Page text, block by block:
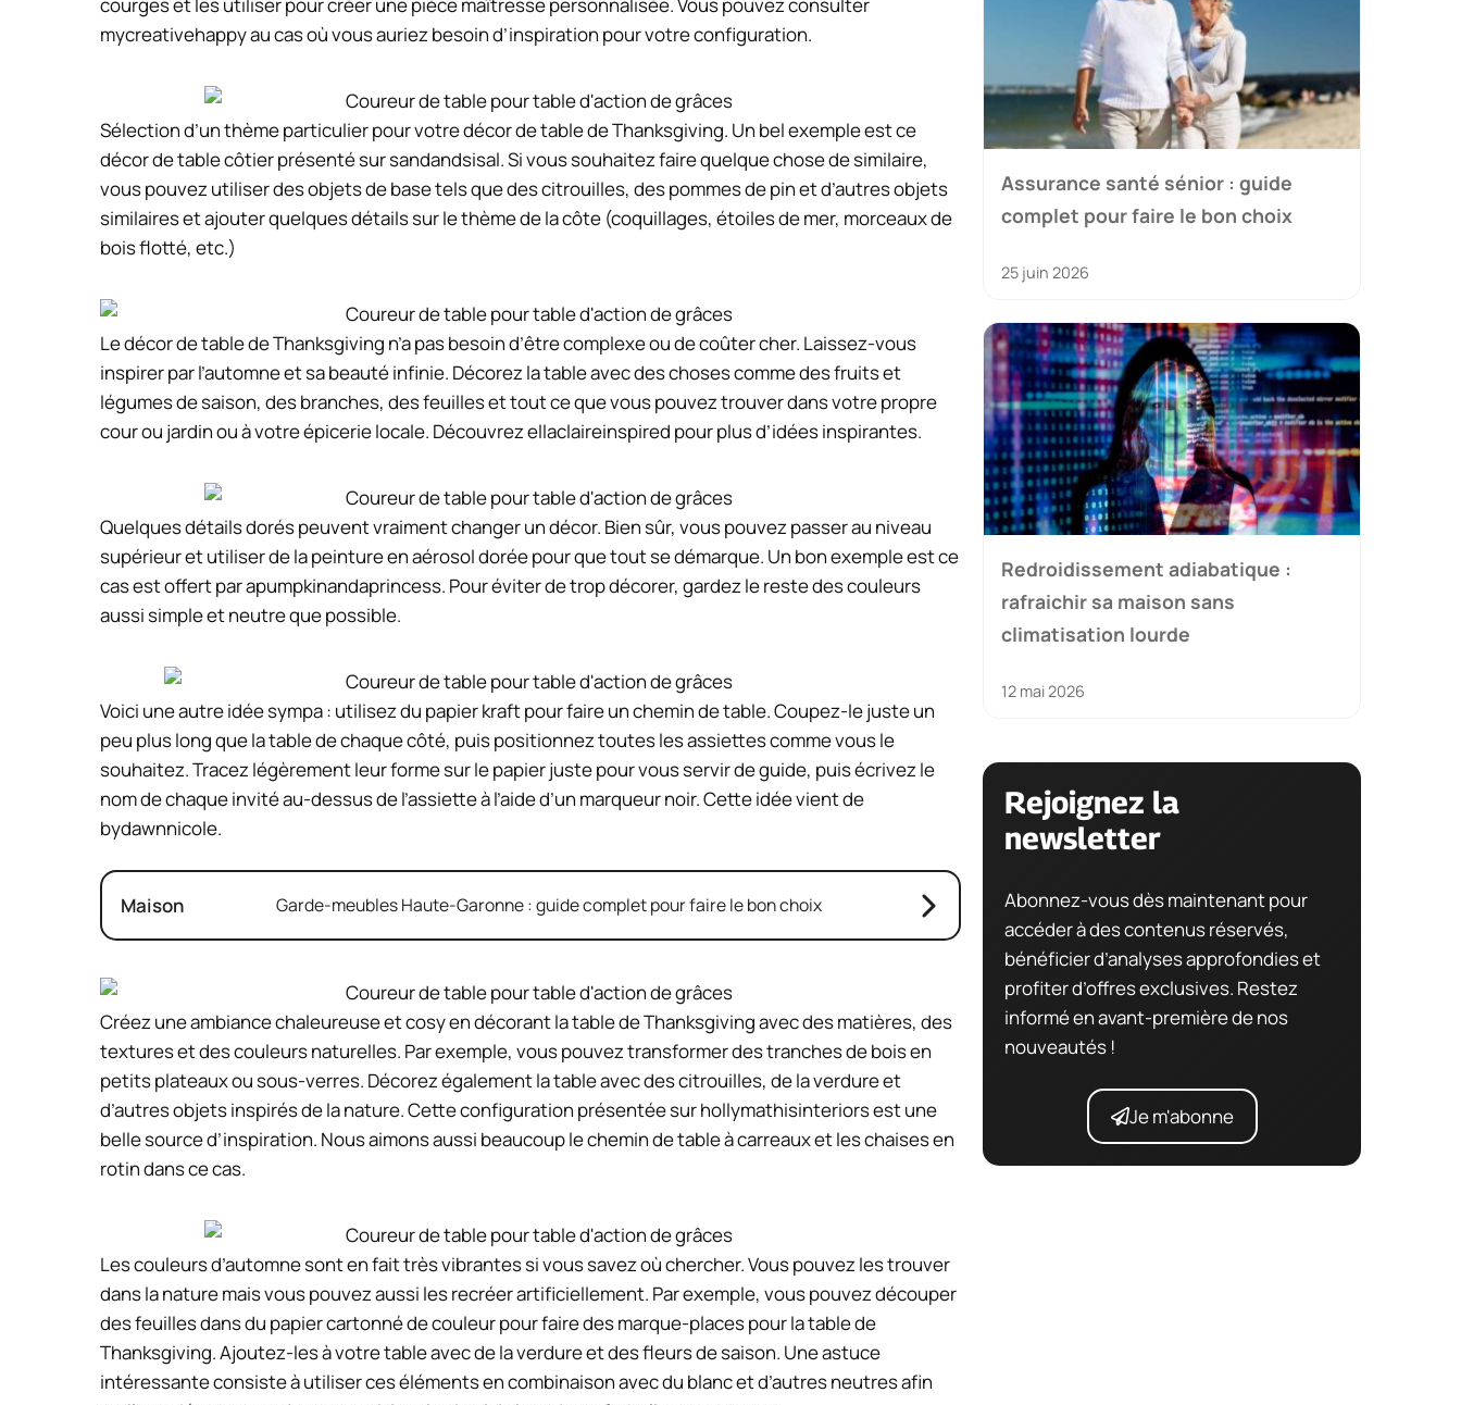
mycreativehappy au cas où vous auriez besoin d’inspiration pour votre configuration.
Sélection d’un thème particulier pour votre décor de table de Thanksgiving. Un bel exemple est ce
décor de table côtier présenté sur sandandsisal. Si vous souhaitez faire quelque chose de similaire,
vous pouvez utiliser des objets de base tels que des citrouilles, des pommes de pin et d’autres objets
similaires et ajouter quelques détails sur le thème de la côte (coquillages, étoiles de mer, morceaux de
bois flotté, etc.)
Le décor de table de Thanksgiving n’a pas besoin d’être complexe ou de coûter cher. Laissez-vous
inspirer par l’automne et sa beauté infinie. Décorez la table avec des choses comme des fruits et
légumes de saison, des branches, des feuilles et tout ce que vous pouvez trouver dans votre propre
cour ou jardin ou à votre épicerie locale. Découvrez ellaclaireinspired pour plus d’idées inspirantes.
Quelques détails dorés peuvent vraiment changer un décor. Bien sûr, vous pouvez passer au niveau
supérieur et utiliser de la peinture en aérosol dorée pour que tout se démarque. Un bon exemple est ce
cas est offert par apumpkinandaprincess. Pour éviter de trop décorer, gardez le reste des couleurs
aussi simple et neutre que possible.
Voici une autre idée sympa : utilisez du papier kraft pour faire un chemin de table. Coupez-le juste un
peu plus long que la table de chaque côté, puis positionnez toutes les assiettes comme vous le
souhaitez. Tracez légèrement leur forme sur le papier juste pour vous servir de guide, puis écrivez le
nom de chaque invité au-dessus de l’assiette à l’aide d’un marqueur noir. Cette idée vient de
bydawnnicole.
Maison Garde-meubles Haute-Garonne : guide complet pour faire le bon choix
Créez une ambiance chaleureuse et cosy en décorant la table de Thanksgiving avec des matières, des
textures et des couleurs naturelles. Par exemple, vous pouvez transformer des tranches de bois en
petits plateaux ou sous-verres. Décorez également la table avec des citrouilles, de la verdure et
d’autres objets inspirés de la nature. Cette configuration présentée sur hollymathisinteriors est une
belle source d’inspiration. Nous aimons aussi beaucoup le chemin de table à carreaux et les chaises en
rotin dans ce cas.
Les couleurs d’automne sont en fait très vibrantes si vous savez où chercher. Vous pouvez les trouver
dans la nature mais vous pouvez aussi les recréer artificiellement. Par exemple, vous pouvez découper
des feuilles dans du papier cartonné de couleur pour faire des marque-places pour la table de
Thanksgiving. Ajoutez-les à votre table avec de la verdure et des fleurs de saison. Une astuce
intéressante consiste à utiliser ces éléments en combinaison avec du blanc et d’autres neutres afin
Assurance santé sénior : guide
complet pour faire le bon choix
25 juin 2026
Redroidissement adiabatique :
rafraichir sa maison sans
climatisation lourde
12 mai 2026
Rejoignez la
newsletter
Abonnez-vous dès maintenant pour
accéder à des contenus réservés,
bénéficier d’analyses approfondies et
profiter d’offres exclusives. Restez
informé en avant-première de nos
nouveautés !
Je m'abonne